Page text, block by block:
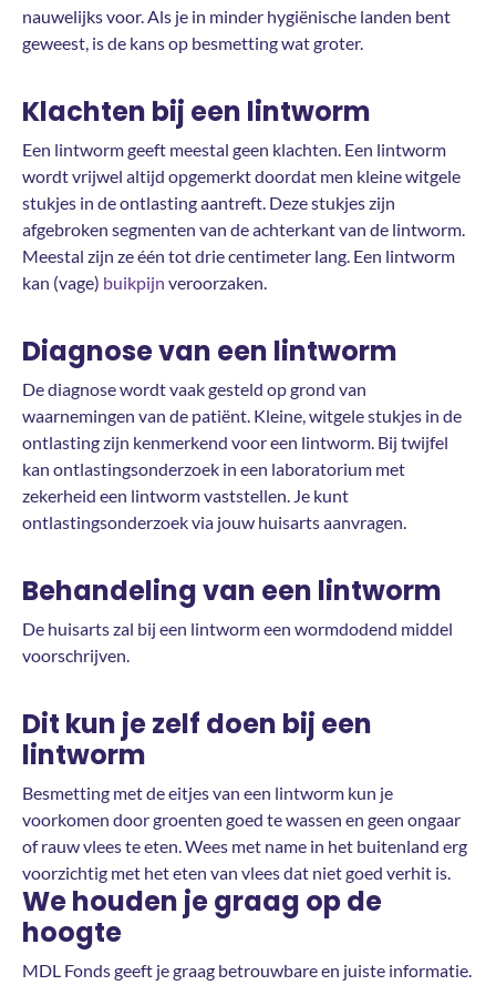
nauwelijks voor. Als je in minder hygiënische landen bent
geweest, is de kans op besmetting wat groter.
Klachten bij een lintworm
Een lintworm geeft meestal geen klachten. Een lintworm
wordt vrijwel altijd opgemerkt doordat men kleine witgele
stukjes in de ontlasting aantreft. Deze stukjes zijn
afgebroken segmenten van de achterkant van de lintworm.
Meestal zijn ze één tot drie centimeter lang. Een lintworm
kan (vage) buikpijn veroorzaken.
Diagnose van een lintworm
De diagnose wordt vaak gesteld op grond van
waarnemingen van de patiënt. Kleine, witgele stukjes in de
ontlasting zijn kenmerkend voor een lintworm. Bij twijfel
kan ontlastingsonderzoek in een laboratorium met
zekerheid een lintworm vaststellen. Je kunt
ontlastingsonderzoek via jouw huisarts aanvragen.
Behandeling van een lintworm
De huisarts zal bij een lintworm een wormdodend middel
voorschrijven.
Dit kun je zelf doen bij een
lintworm
Besmetting met de eitjes van een lintworm kun je
voorkomen door groenten goed te wassen en geen ongaar
of rauw vlees te eten. Wees met name in het buitenland erg
voorzichtig met het eten van vlees dat niet goed verhit is.
We houden je graag op de
hoogte
MDL Fonds geeft je graag betrouwbare en juiste informatie.